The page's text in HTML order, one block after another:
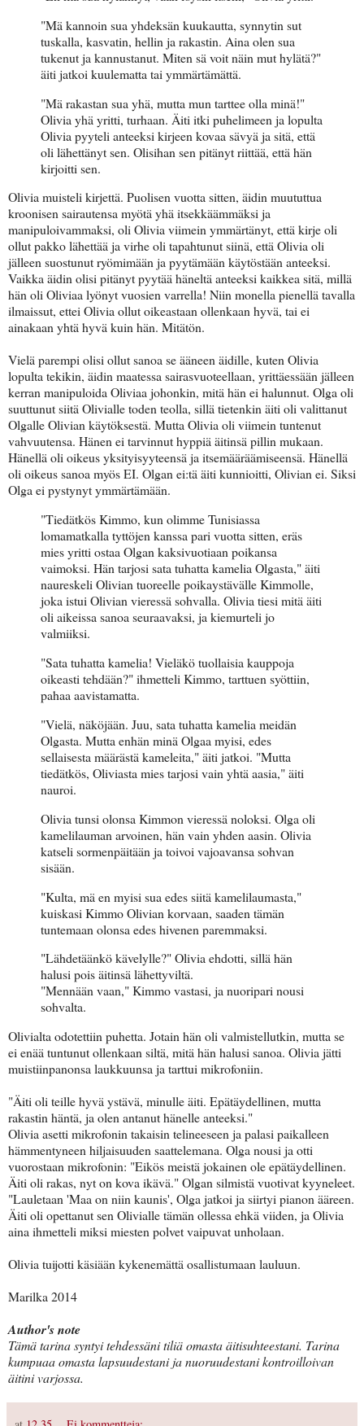
"Mä kannoin sua yhdeksän kuukautta, synnytin sut
tuskalla, kasvatin, hellin ja rakastin. Aina olen sua
tukenut ja kannustanut. Miten sä voit näin mut hylätä?"
äiti jatkoi kuulematta tai ymmärtämättä.
"Mä rakastan sua yhä, mutta mun tarttee olla minä!"
Olivia yhä yritti, turhaan. Äiti itki puhelimeen ja lopulta
Olivia pyyteli anteeksi kirjeen kovaa sävyä ja sitä, että
oli lähettänyt sen. Olisihan sen pitänyt riittää, että hän
kirjoitti sen.
Olivia muisteli kirjettä. Puolisen vuotta sitten, äidin muututtua
kroonisen sairautensa myötä yhä itsekkäämmäksi ja
manipuloivammaksi, oli Olivia viimein ymmärtänyt, että kirje oli
ollut pakko lähettää ja virhe oli tapahtunut siinä, että Olivia oli
jälleen suostunut ryömimään ja pyytämään käytöstään anteeksi.
Vaikka äidin olisi pitänyt pyytää häneltä anteeksi kaikkea sitä, millä
hän oli Oliviaa lyönyt vuosien varrella! Niin monella pienellä tavalla
ilmaissut, ettei Olivia ollut oikeastaan ollenkaan hyvä, tai ei
ainakaan yhtä hyvä kuin hän. Mitätön.
Vielä parempi olisi ollut sanoa se ääneen äidille, kuten Olivia
lopulta tekikin, äidin maatessa sairasvuoteellaan, yrittäessään jälleen
kerran manipuloida Oliviaa johonkin, mitä hän ei halunnut. Olga oli
suuttunut siitä Olivialle toden teolla, sillä tietenkin äiti oli valittanut
Olgalle Olivian käytöksestä. Mutta Olivia oli viimein tuntenut
vahvuutensa. Hänen ei tarvinnut hyppiä äitinsä pillin mukaan.
Hänellä oli oikeus yksityisyyteensä ja itsemääräämiseensä. Hänellä
oli oikeus sanoa myös EI. Olgan ei:tä äiti kunnioitti, Olivian ei. Siksi
Olga ei pystynyt ymmärtämään.
"Tiedätkös Kimmo, kun olimme Tunisiassa
lomamatkalla tyttöjen kanssa pari vuotta sitten, eräs
mies yritti ostaa Olgan kaksivuotiaan poikansa
vaimoksi. Hän tarjosi sata tuhatta kamelia Olgasta," äiti
naureskeli Olivian tuoreelle poikaystävälle Kimmolle,
joka istui Olivian vieressä sohvalla. Olivia tiesi mitä äiti
oli aikeissa sanoa seuraavaksi, ja kiemurteli jo
valmiiksi.
"Sata tuhatta kamelia! Vieläkö tuollaisia kauppoja
oikeasti tehdään?" ihmetteli Kimmo, tarttuen syöttiin,
pahaa aavistamatta.
"Vielä, näköjään. Juu, sata tuhatta kamelia meidän
Olgasta. Mutta enhän minä Olgaa myisi, edes
sellaisesta määrästä kameleita," äiti jatkoi. "Mutta
tiedätkös, Oliviasta mies tarjosi vain yhtä aasia," äiti
nauroi.
Olivia tunsi olonsa Kimmon vieressä noloksi. Olga oli
kamelilauman arvoinen, hän vain yhden aasin. Olivia
katseli sormenpäitään ja toivoi vajoavansa sohvan
sisään.
"Kulta, mä en myisi sua edes siitä kamelilaumasta,"
kuiskasi Kimmo Olivian korvaan, saaden tämän
tuntemaan olonsa edes hivenen paremmaksi.
"Lähdetäänkö kävelylle?" Olivia ehdotti, sillä hän
halusi pois äitinsä lähettyviltä.
"Mennään vaan," Kimmo vastasi, ja nuoripari nousi
sohvalta.
Olivialta odotettiin puhetta. Jotain hän oli valmistellutkin, mutta se
ei enää tuntunut ollenkaan siltä, mitä hän halusi sanoa. Olivia jätti
muistiinpanonsa laukkuunsa ja tarttui mikrofoniin.
"Äiti oli teille hyvä ystävä, minulle äiti. Epätäydellinen, mutta
rakastin häntä, ja olen antanut hänelle anteeksi."
Olivia asetti mikrofonin takaisin telineeseen ja palasi paikalleen
hämmentyneen hiljaisuuden saattelemana. Olga nousi ja otti
vuorostaan mikrofonin: "Eikös meistä jokainen ole epätäydellinen.
Äiti oli rakas, nyt on kova ikävä." Olgan silmistä vuotivat kyyneleet.
"Lauletaan 'Maa on niin kaunis', Olga jatkoi ja siirtyi pianon ääreen.
Äiti oli opettanut sen Olivialle tämän ollessa ehkä viiden, ja Olivia
aina ihmetteli miksi miesten polvet vaipuvat unholaan.
Olivia tuijotti käsiään kykenemättä osallistumaan lauluun.
Marilka 2014
Author's note
Tämä tarina syntyi tehdessäni tiliä omasta äitisuhteestani. Tarina
kumpuaa omasta lapsuudestani ja nuoruudestani kontroilloivan
äitini varjossa.